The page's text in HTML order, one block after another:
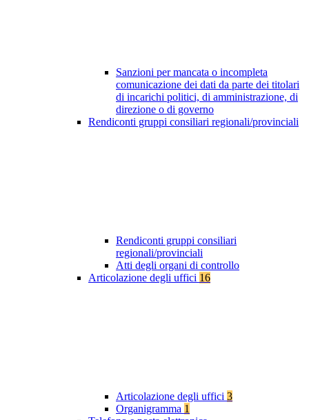
Sanzioni per mancata o incompleta
comunicazione dei dati da parte dei titolari
di incarichi politici, di amministrazione, di
direzione o di governo
Rendiconti gruppi consiliari regionali/provinciali
Rendiconti gruppi consiliari
regionali/provinciali
Atti degli organi di controllo
Articolazione degli uffici 16
Articolazione degli uffici 3
Organigramma 1